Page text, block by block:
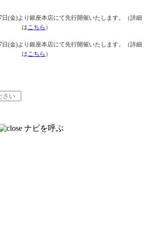
(金)より銀座本店にて先行開催いたします。（詳細
はこちら ）
(金)より銀座本店にて先行開催いたします。（詳細
はこちら ）
ナビを呼ぶ